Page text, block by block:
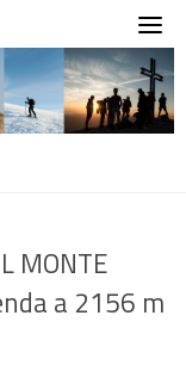
MONTE
a 2156 m